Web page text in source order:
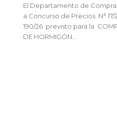
El Departamento de
a Concurso de Precios N° 17/
190/26 previsto para la
DE HORMIGÓN...